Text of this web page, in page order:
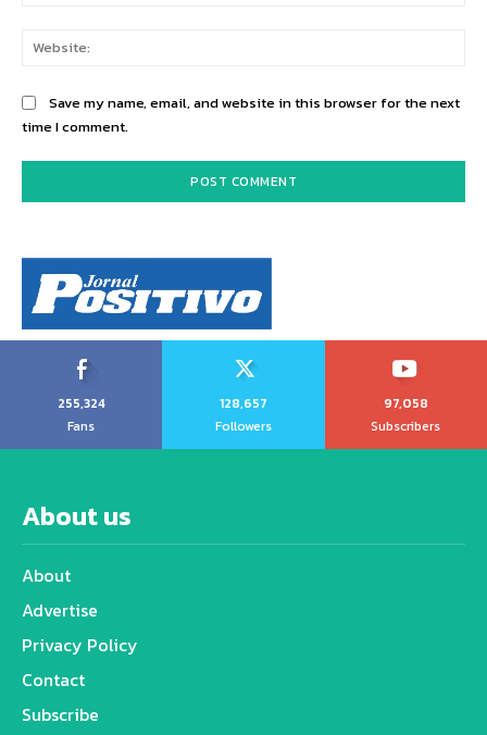
Save my name, email, and website in this browser for the next
time I comment.
255,324
Fans
128,657
Followers
97,058
Subscribers
About us
About
Advertise
Privacy Policy
Contact
Subscribe